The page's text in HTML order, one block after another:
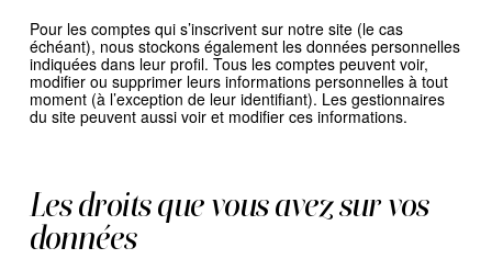
Pour les comptes qui s’inscrivent sur notre site (le cas
échéant), nous stockons également les données personnelles
indiquées dans leur profil. Tous les comptes peuvent voir,
modifier ou supprimer leurs informations personnelles à tout
moment (à l’exception de leur identifiant). Les gestionnaires
du site peuvent aussi voir et modifier ces informations.
Les droits que vous avez sur vos
données